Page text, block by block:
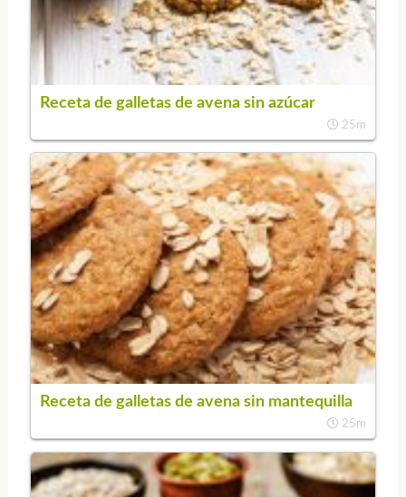
Receta de galletas de avena sin azúcar
25m
Receta de galletas de avena sin mantequilla
25m